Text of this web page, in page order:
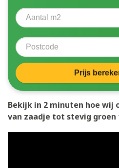
Aantal vierkante meter
Postcode
Prijs
Bekijk in 2 minuten hoe wij
van zaadje tot stevig